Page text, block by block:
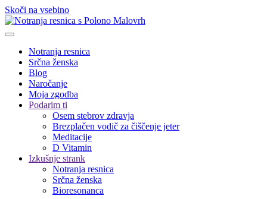
Skoči na vsebino
Notranja resnica
Srčna ženska
Blog
Naročanje
Moja zgodba
Podarim ti
Osem stebrov zdravja
Brezplačen vodič za čiščenje jeter
Meditacije
D Vitamin
Izkušnje strank
Notranja resnica
Srčna ženska
Bioresonanca